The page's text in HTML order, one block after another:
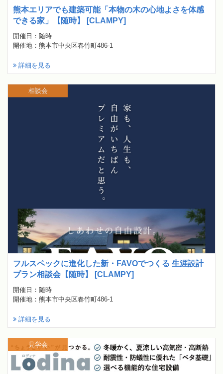
熊本エリアでも建築可能「本物の木の心地よさを体感
できる家」【随時】 [CLAMPY]
開催日：随時
開催地：熊本市中央区春竹町486-1
詳細を見る
フルスペックに進化した新・FAVOでつくる 生涯設計
プラン相談会【随時】 [CLAMPY]
開催日：随時
開催地：熊本市中央区春竹町486-1
詳細を見る
相談会
見学会